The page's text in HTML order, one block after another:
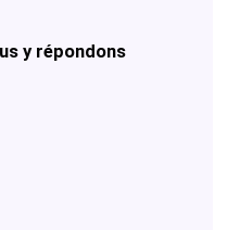
y répondons